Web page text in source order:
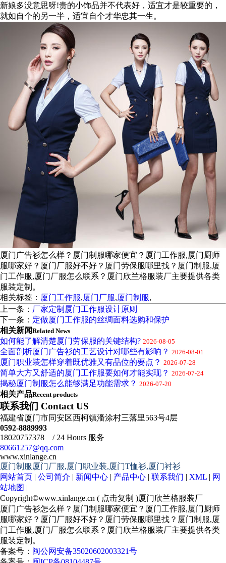
新娘多没意思呀!贵的小饰品并不代表好，适宜才是较重要的，
就如自个的另一半，适宜自个才华忠其一生。
厦门广告衫怎么样？厦门制服哪家便宜？厦门工作服,厦门厨师
服哪家好？厦门厂服好不好？厦门劳保服哪里找？厦门制服,厦
门工作服,厦门厂服怎么联系？厦门欣兰格服装厂主要提供各类
服装定制。
相关标签： 厦门工作服,厦门厂服,厦门制服,
上一条： 厂家定制厦门工作服设计原则
下一条： 定做厦门工作服的丝绸面料选购和保护
相关新闻Related News
如何能了解清楚厦门劳保服的关键结构? 2026-08-05
全面剖析厦门广告衫的工艺设计对哪些有影响？ 2026-08-01
厦门职业装怎样穿着既优雅又有品位的要点？ 2026-07-28
简单大方又舒适的厦门工作服要如何才能实现？ 2026-07-24
揭秘厦门制服怎么能够满足功能需求？ 2026-07-20
相关产品Recent products
联系我们 Contact US
福建省厦门市同安区西柯镇潘涂村三落里563号4层
0592-8889993
18020757378 / 24 Hours 服务
80661257@qq.com
www.xinlange.cn
厦门制服厦门厂服,厦门职业装,厦门T恤衫,厦门衬衫
网站首页 | 公司简介 | 新闻中心 | 产品中心 | 联系我们 | XML | 网
站地图 |
Copyright©www.xinlange.cn ( 点击复制 )厦门欣兰格服装厂
厦门广告衫怎么样？厦门制服哪家便宜？厦门工作服,厦门厨师
服哪家好？厦门厂服好不好？厦门劳保服哪里找？厦门制服,厦
门工作服,厦门厂服怎么联系？厦门欣兰格服装厂主要提供各类
服装定制。
备案号： 闽公网安备35020602003321号